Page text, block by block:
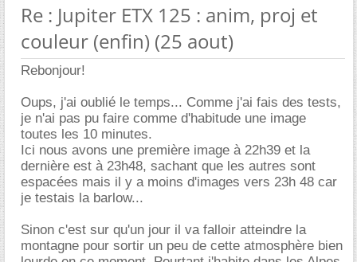
Re : Jupiter ETX 125 : anim, proj et
couleur (enfin) (25 aout)
Rebonjour!
Oups, j'ai oublié le temps... Comme j'ai fais des tests,
je n'ai pas pu faire comme d'habitude une image
toutes les 10 minutes.
Ici nous avons une première image à 22h39 et la
dernière est à 23h48, sachant que les autres sont
espacées mais il y a moins d'images vers 23h 48 car
je testais la barlow...
Sinon c'est sur qu'un jour il va falloir atteindre la
montagne pour sortir un peu de cette atmosphère bien